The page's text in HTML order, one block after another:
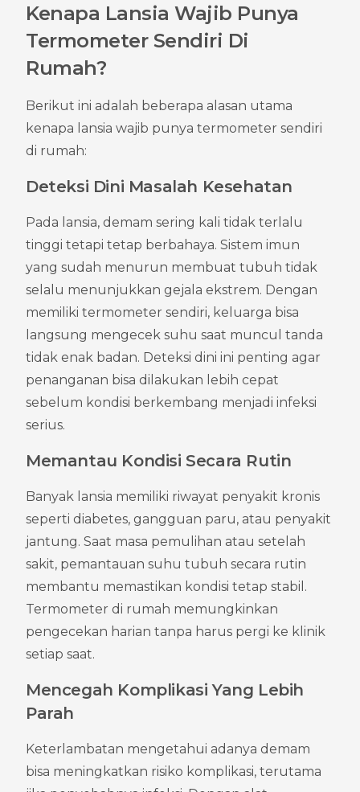
Kenapa Lansia Wajib Punya
Termometer Sendiri Di
Rumah?
Berikut ini adalah beberapa alasan utama
kenapa lansia wajib punya termometer sendiri
di rumah:
Deteksi Dini Masalah Kesehatan
Pada lansia, demam sering kali tidak terlalu
tinggi tetapi tetap berbahaya. Sistem imun
yang sudah menurun membuat tubuh tidak
selalu menunjukkan gejala ekstrem. Dengan
memiliki termometer sendiri, keluarga bisa
langsung mengecek suhu saat muncul tanda
tidak enak badan. Deteksi dini ini penting agar
penanganan bisa dilakukan lebih cepat
sebelum kondisi berkembang menjadi infeksi
serius.
Memantau Kondisi Secara Rutin
Banyak lansia memiliki riwayat penyakit kronis
seperti diabetes, gangguan paru, atau penyakit
jantung. Saat masa pemulihan atau setelah
sakit, pemantauan suhu tubuh secara rutin
membantu memastikan kondisi tetap stabil.
Termometer di rumah memungkinkan
pengecekan harian tanpa harus pergi ke klinik
setiap saat.
Mencegah Komplikasi Yang Lebih
Parah
Keterlambatan mengetahui adanya demam
bisa meningkatkan risiko komplikasi, terutama